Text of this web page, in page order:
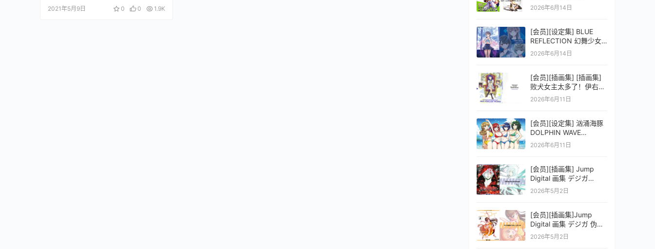
2021年5月9日 0 0 1.9K 2026年6月14日
[会员][设定集] BLUE
REFLECTION 幻舞少女
之剑公式ビジュアルコレ
2026年6月14日
[会员][插画集] [插画集]
败犬女主太多了！伊右群
ARTWORKS
2026年6月11日
[会员][设定集] 汹涌海豚
DOLPHIN WAVE
OFFICIAL VISUAL
2026年6月11日
[会员][插画集] Jump
Digital 画集 デジガ
D.Gray-man
2026年5月2日
[会员][插画集]Jump
Digital 画集 デジガ 伪恋
ニセコイ 3
2026年5月2日